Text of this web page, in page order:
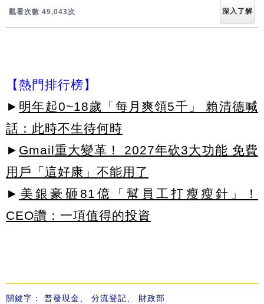
觀看次數 49,049次 深入了解
【熱門排行榜】
► 明年起0~18歲「每月爽領5千」 賴清德喊
話：此時不生待何時
► Gmail重大變革！ 2027年砍3大功能 免費
用戶「這好康」不能用了
► 美銀豪砸81億「幫員工打瘦瘦針」！
CEO讚：一項值得的投資
關鍵字： 普發現金、 分流登記、 財政部